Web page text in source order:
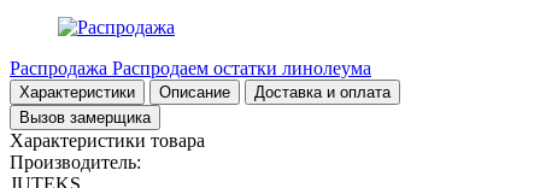
Распродажа Распродаем остатки линолеума
Характеристики Описание
Доставка и оплата
Вызов замерщика
Характеристики товара
Производитель:
JUTEKS